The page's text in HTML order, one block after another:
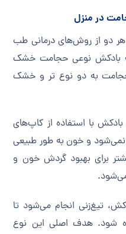
در منزل
دو از روش‌های درمانی طب
بادکش نوعی حجامت خشک
به دو نوع تر و خشک
با استفاده از کاپ‌های
و خون به طور طبیعی
برای بهبود گردش خون و
تیغ‌زنی انجام می‌شود تا
شود. هدف اصلی این نوع